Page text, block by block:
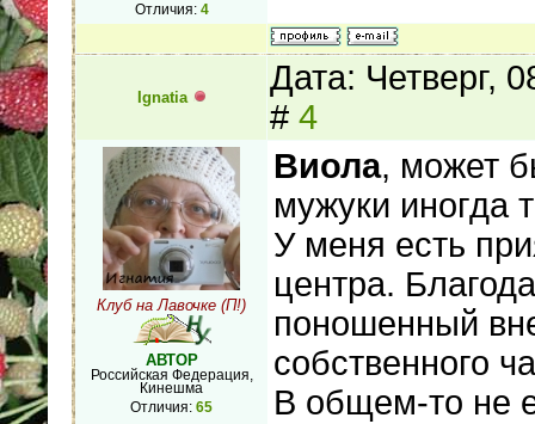
Отличия: 4
Ignatia
Дата: Четверг,
# 4
Клуб на Лавочке (П!)
АВТОР
Российская Федерация,
Кинешма
Отличия: 65
Виола, может
мужуки иногда
У меня есть
центра.
поношенный
собственного
В общем-то не